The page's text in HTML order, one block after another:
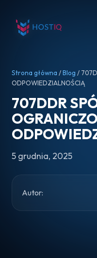
Strona główna /Blog /
ODPOWIEDZIALNOŚCIĄ
707DDR
5 grudnia, 2025
Autor: